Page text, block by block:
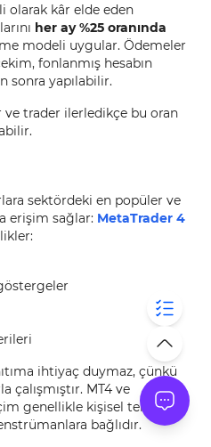
olarak kâr elde eden
her ay %25 oranında
modeli uygular. Ödemeler
fonlanmış hesabın
sonra yapılabilir.
ve trader ilerledikçe bu oran
sektördeki en popüler ve
erişim sağlar: MetaTrader 4
ihtiyaç duymaz, çünkü
çalışmıştır. MT4 ve
genellikle kişisel tercih ve
bağlıdır.